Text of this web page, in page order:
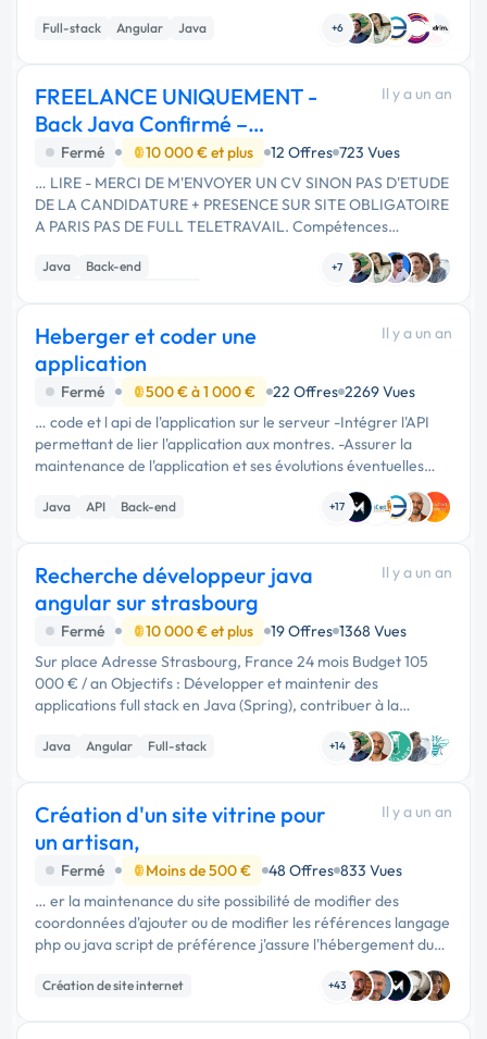
développement selon backlog …
Full-stack Angular Java +6
FREELANCE UNIQUEMENT -
Back Java Confirmé –
RabbitMQ & Apache NiFi
Il y a un an
Fermé 10 000 € et plus 12 Offres 723 Vues
… LIRE - MERCI DE M'ENVOYER UN CV SINON PAS D'ETUDE
DE LA CANDIDATURE + PRESENCE SUR SITE OBLIGATOIRE
A PARIS PAS DE FULL TELETRAVAIL. Compétences
indispensables (NO GO si absentes) Java JEE 17 – 10 ans
d’expérience minimum Angular SSR …
Java
Back-end
+7
Heberger et coder une
application
Il y a un an
Fermé 500 € à 1 000 € 22 Offres 2269 Vues
… code et l api de l'application sur le serveur -Intégrer l'API
permettant de lier l'application aux montres. -Assurer la
maintenance de l'application et ses évolutions éventuelles
Java API Back-end +17
Recherche développeur java
angular sur strasbourg
Il y a un an
Fermé 10 000 € et plus 19 Offres 1368 Vues
Sur place Adresse Strasbourg, France 24 mois Budget 105
000 € / an Objectifs : Développer et maintenir des
applications full stack en Java (Spring), contribuer à la
conception et à l'architecture logicielle, sécuriser le code, et
optimiser le …
Java Angular Full-stack +14
Création d'un site vitrine pour
un artisan,
Il y a un an
Fermé Moins de 500 € 48 Offres 833 Vues
… er la maintenance du site possibilité de modifier des
coordonnées d'ajouter ou de modifier les références langage
php ou java script de préférence j'assure l'hébergement du
Création de site internet +43